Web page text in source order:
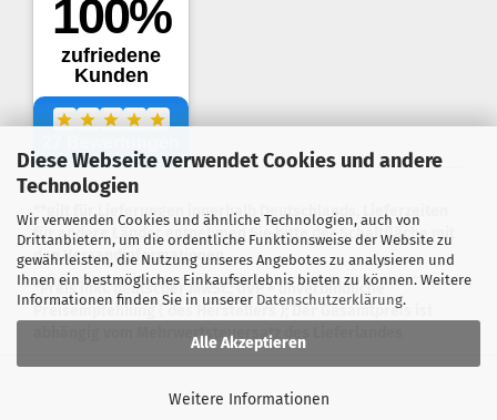
Diese Webseite verwendet Cookies und andere
Technologien
Wir verwenden Cookies und ähnliche Technologien, auch von
Drittanbietern, um die ordentliche Funktionsweise der Website zu
gewährleisten, die Nutzung unseres Angebotes zu analysieren und
Ihnen ein bestmögliches Einkaufserlebnis bieten zu können. Weitere
Informationen finden Sie in unserer Datenschutzerklärung.
Alle Akzeptieren
Weitere Informationen
.
**gilt für Lieferungen innerhalb Deutschlands, Lieferzeiten
für andere Länder entnehmen Sie bitte der Schaltfläche mit
den Versandinformationen
*Preis inkl. deutscher MwSt.; UVP = unverbindliche
Preisempfehlung ( des Herstellers ); Der Gesamtpreis ist
abhängig vom Mehrwertsteuersatz des Lieferlandes